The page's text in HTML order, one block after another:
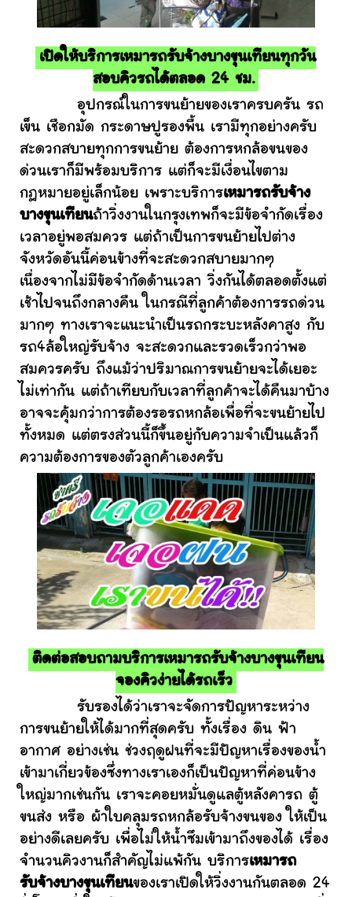
เปิดให้บริการเหมารถรับจ้างบางขุนเทียนทุกวัน
สอบคิวรถได้ตลอด 24 ชม.
อุปกรณ์ในการขนย้ายของเราครบครัน รถ
เข็น เชือกมัด กระดาษปูรองพื้น เรามีทุกอย่างครับ
สะดวกสบายทุกการขนย้าย ต้องการหกล้อขนของ
ด่วนเราก็มีพร้อมบริการ แต่ก็จะมีเงื่อนไขตาม
กฎหมายอยู่เล็กน้อย เพราะบริการเหมารถรับจ้าง
บางขุนเทียนถ้าวิ่งงานในกรุงเทพก็จะมีข้อจำกัดเรื่อง
เวลาอยู่พอสมควร แต่ถ้าเป็นการขนย้ายไปต่าง
จังหวัดอันนี้ค่อนข้างที่จะสะดวกสบายมากๆ
เนื่องจากไม่มีข้อจำกัดด้านเวลา วิ่งกันได้ตลอดตั้งแต่
เช้าไปจนถึงกลางคืน ในกรณีที่ลูกค้าต้องการรถด่วน
มากๆ ทางเราจะแนะนำเป็นรถกระบะหลังคาสูง กับ
รถ4ล้อใหญ่รับจ้าง จะสะดวกและรวดเร็วกว่าพอ
สมควรครับ ถึงแม้ว่าปริมาณการขนย้ายจะได้เยอะ
ไม่เท่ากัน แต่ถ้าเทียบกับเวลาที่ลูกค้าจะได้คืนมาบ้าง
อาจจะคุ้มกว่าการต้องรอรถหกล้อเพื่อที่จะขนย้ายไป
ทั้งหมด แต่ตรงส่วนนี้ก็ขึ้นอยู่กับความจำเป็นแล้วก็
ความต้องการของตัวลูกค้าเองครับ
ติดต่อสอบถามบริการเหมารถรับจ้างบางขุนเทียน
จองคิวง่ายได้รถเร็ว
รับรองได้ว่าเราจะจัดการปัญหาระหว่าง
การขนย้ายให้ได้มากที่สุดครับ ทั้งเรื่อง ดิน ฟ้า
อากาศ อย่างเช่น ช่วงฤดูฝนที่จะมีปัญหาเรื่องของน้ำ
เข้ามาเกี่ยวข้องซึ่งทางเราเองก็เป็นปัญหาที่ค่อนข้าง
ใหญ่มากเช่นกัน เราจะคอยหมั่นดูแลตู้หลังคารถ ตู้
ขนส่ง หรือ ผ้าใบคลุมรถหกล้อรับจ้างขนของ ให้เป็น
อย่างดีเลยครับ เพื่อไม่ให้น้ำซึมเข้ามาถึงของได้ เรื่อง
จำนวนคิวงานก็สำคัญไม่แพ้กัน บริการเหมารถ
รับจ้างบางขุนเทียนของเราเปิดให้วิ่งงานกันตลอด 24